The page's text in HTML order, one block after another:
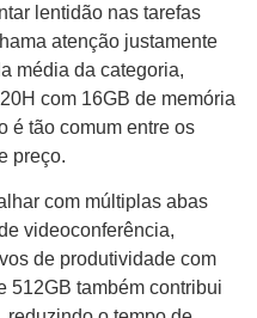
lentidão nas tarefas
atenção justamente
média da categoria,
com 16GB de memória
é tão comum entre os
preço.
com múltiplas abas
videoconferência,
de produtividade com
512GB também contribui